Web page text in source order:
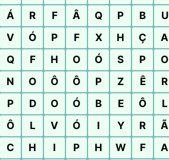
Á R F Â Q P B U
V Ó P F X H Ç A
Q F H O Ó S P O
N O Ô Ô P Z Ê R
P D O Ó B E Ô L
Ô L V Ó I Y R Ã
C H I P H W F A